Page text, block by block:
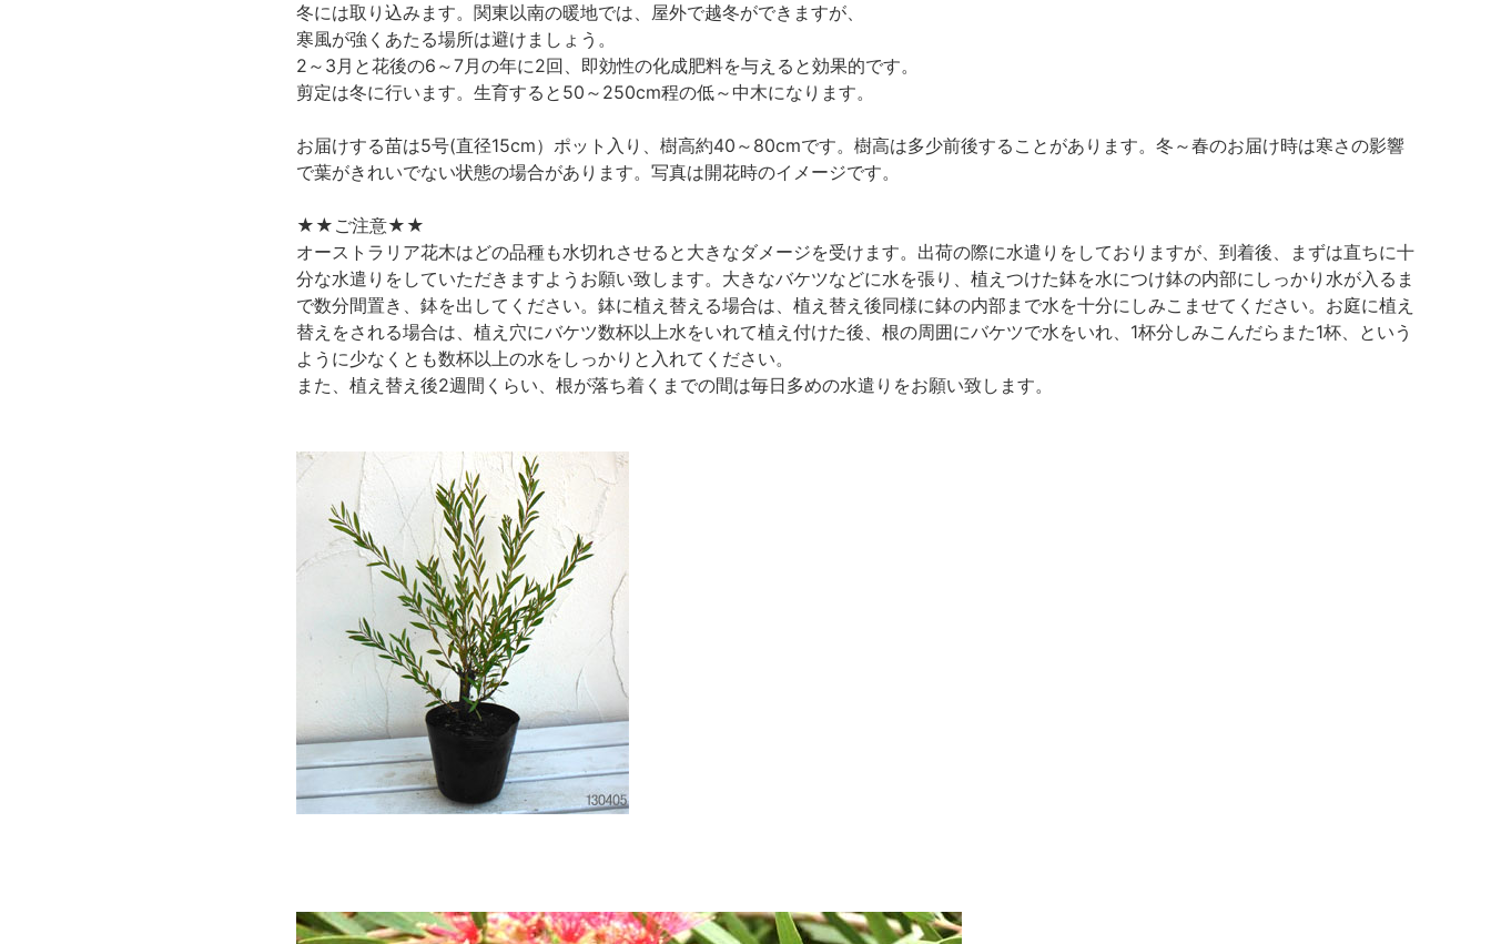
冬には取り込みます。関東以南の暖地では、屋外で越冬ができますが、
寒風が強くあたる場所は避けましょう。
2～3月と花後の6～7月の年に2回、即効性の化成肥料を与えると効果的です。
剪定は冬に行います。生育すると50～250cm程の低～中木になります。
お届けする苗は5号(直径15cm）ポット入り、樹高約40～80cmです。樹高は多少前後することがあります。冬～春のお届け時は寒さの影響
で葉がきれいでない状態の場合があります。写真は開花時のイメージです。
★★ご注意★★
オーストラリア花木はどの品種も水切れさせると大きなダメージを受けます。出荷の際に水遣りをしておりますが、到着後、まずは直ちに十
分な水遣りをしていただきますようお願い致します。大きなバケツなどに水を張り、植えつけた鉢を水につけ鉢の内部にしっかり水が入るま
で数分間置き、鉢を出してください。鉢に植え替える場合は、植え替え後同様に鉢の内部まで水を十分にしみこませてください。お庭に植え
替えをされる場合は、植え穴にバケツ数杯以上水をいれて植え付けた後、根の周囲にバケツで水をいれ、1杯分しみこんだらまた1杯、という
ように少なくとも数杯以上の水をしっかりと入れてください。
また、植え替え後2週間くらい、根が落ち着くまでの間は毎日多めの水遣りをお願い致します。